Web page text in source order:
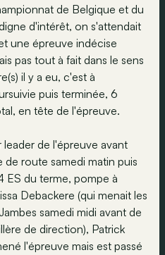
de Belgique et du
d'intérêt, on s'attendait
une épreuve indécise
pas tout à fait dans le sens
il y a eu, c'est à
puis terminée, 6
en tête de l'épreuve.
leader de l'épreuve avant
route samedi matin puis
ES du terme, pompe à
Debackere (qui menait les
samedi midi avant de
de direction), Patrick
l'épreuve mais est passé